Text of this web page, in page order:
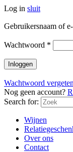
Log in sluit
Gebruikersnaam of
Wachtwoord *
Inloggen
Wachtwoord
Nog geen account?
Search for:
Wijnen
Over ons
Contact